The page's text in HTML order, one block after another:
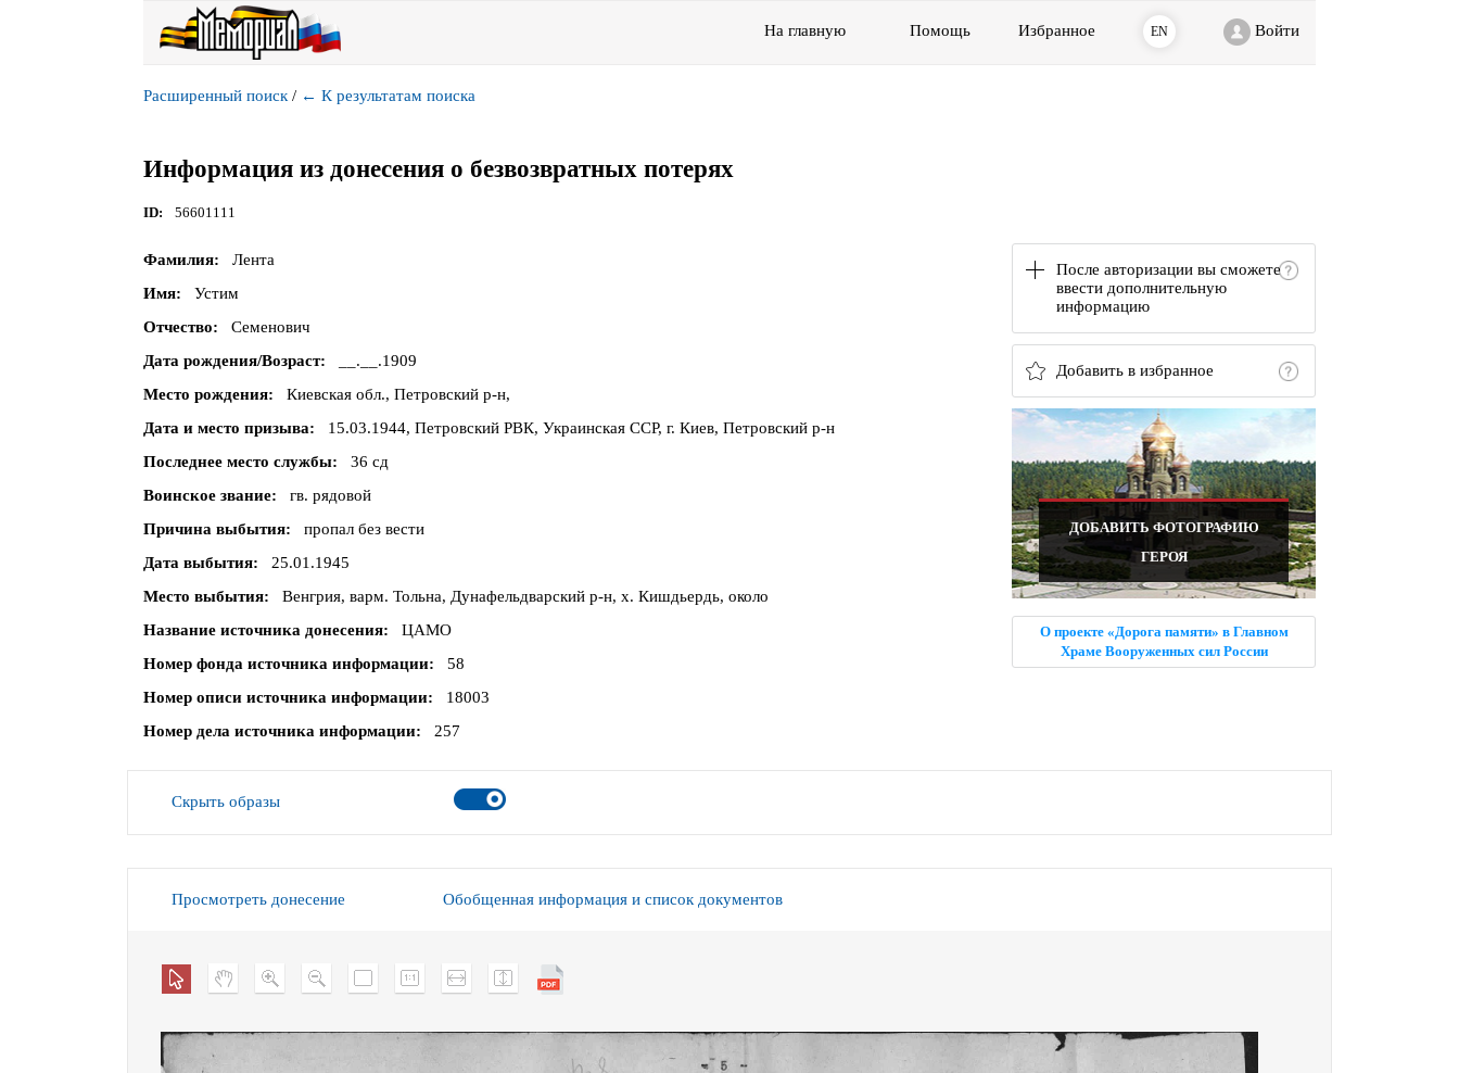
На главную Помощь Избранное EN Войти
Расширенный поиск / ← К результатам поиска
Информация из донесения о безвозвратных потерях
ID 56601111
После авторизации вы сможете
ввести дополнительную
информацию
Добавить в избранное
ДОБАВИТЬ ФОТОГРАФИЮ
ГЕРОЯ
О проекте «Дорога памяти» в Главном
Храме Вооруженных сил России
Фамилия
Лента
Имя
Устим
Отчество
Семенович
Дата рождения/Возраст
__.__.1909
Место рождения
Киевская обл., Петровский р-н,
Дата и место призыва
15.03.1944, Петровский РВК, Украинская ССР, г. Киев, Петровский р-н
Последнее место службы
36 сд
Воинское звание
гв. рядовой
Причина выбытия
пропал без вести
Дата выбытия
25.01.1945
Место выбытия
Венгрия, варм. Тольна, Дунафельдварский р-н, х. Кишдьердь, около
Название источника донесения
ЦАМО
Номер фонда источника информации
58
Номер описи источника информации
18003
Номер дела источника информации
257
Скрыть образы
Просмотреть донесение Обобщенная информация и список документов